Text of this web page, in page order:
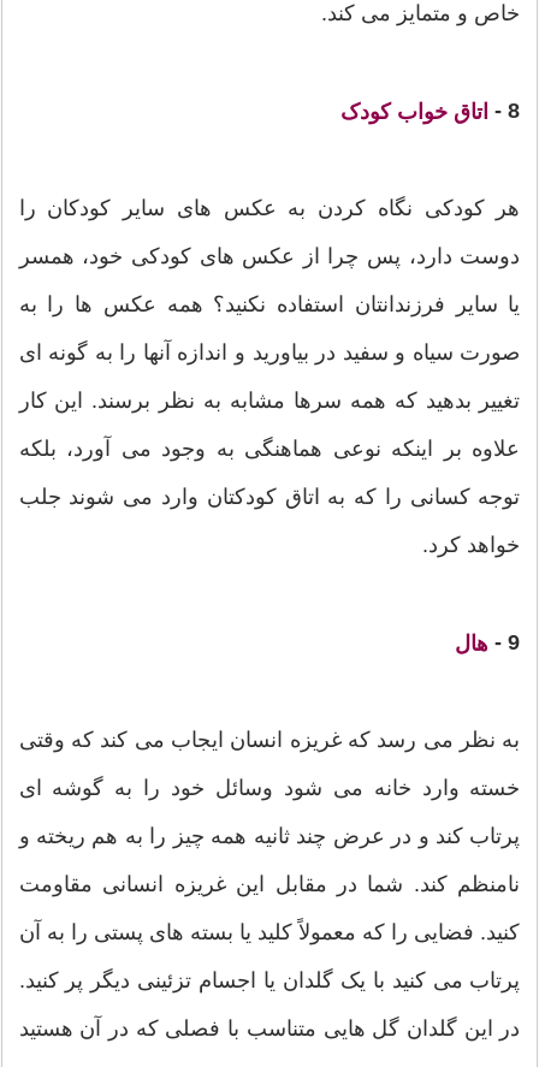
خاص و متمایز می کند.
8 - اتاق خواب کودک
هر کودکی نگاه کردن به عکس های سایر کودکان را
دوست دارد، پس چرا از عکس های کودکی خود، همسر
یا سایر فرزندانتان استفاده نکنید؟ همه عکس ها را به
صورت سیاه و سفید در بیاورید و اندازه آنها را به گونه ای
تغییر بدهید که همه سرها مشابه به نظر برسند. این کار
علاوه بر اینکه نوعی هماهنگی به وجود می آورد، بلکه
توجه کسانی را که به اتاق کودکتان وارد می شوند جلب
خواهد کرد.
9 - هال
به نظر می رسد که غریزه انسان ایجاب می کند که وقتی
خسته وارد خانه می شود وسائل خود را به گوشه ای
پرتاب کند و در عرض چند ثانیه همه چیز را به هم ریخته و
نامنظم کند. شما در مقابل این غریزه انسانی مقاومت
کنید. فضایی را که معمولاً کلید یا بسته های پستی را به آن
پرتاب می کنید با یک گلدان یا اجسام تزئینی دیگر پر کنید.
در این گلدان گل هایی متناسب با فصلی که در آن هستید